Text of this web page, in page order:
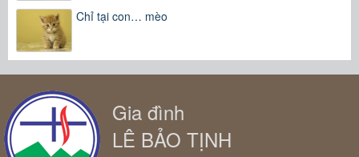
Chỉ tại con… mèo
Gia đình
LÊ BẢO TỊNH